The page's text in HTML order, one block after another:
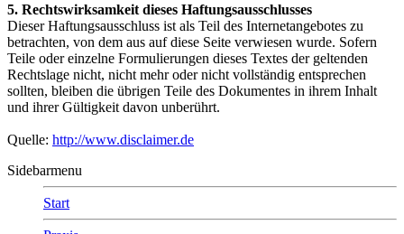
5. Rechtswirksamkeit dieses Haftungsausschlusses
Dieser Haftungsausschluss ist als Teil des Internetangebotes zu
betrachten, von dem aus auf diese Seite verwiesen wurde. Sofern
Teile oder einzelne Formulierungen dieses Textes der geltenden
Rechtslage nicht, nicht mehr oder nicht vollständig entsprechen
sollten, bleiben die übrigen Teile des Dokumentes in ihrem Inhalt
und ihrer Gültigkeit davon unberührt.
Quelle: http://www.disclaimer.de
Sidebarmenu
Start